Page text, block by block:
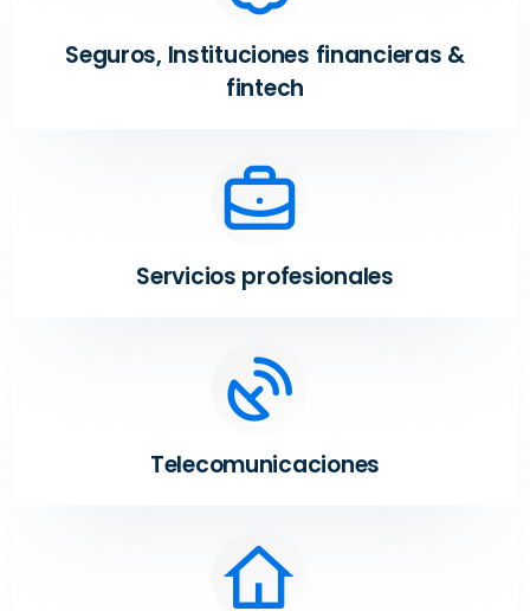
Seguros, Instituciones financieras &
fintech
Servicios profesionales
Telecomunicaciones